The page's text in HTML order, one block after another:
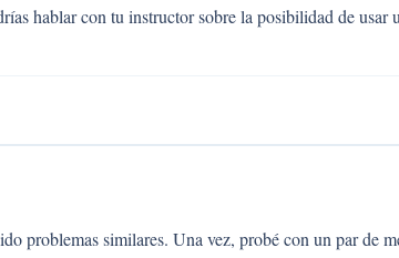
hablar con tu instructor sobre la posibilidad de usar
problemas similares. Una vez, probé con un par de